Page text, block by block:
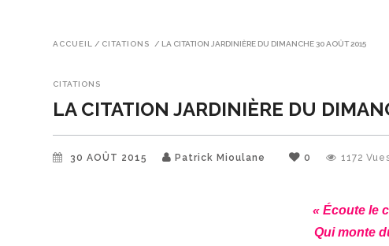
ACCUEIL / CITATIONS / LA CITATION JARDINIÈRE DU DIMANCHE 30 AOÛT 2015
CITATIONS
LA CITATION JARDINIÈRE DU
30 AOÛT 2015 Patrick Mioulane 0 1172
« Écoute le
Qui monte